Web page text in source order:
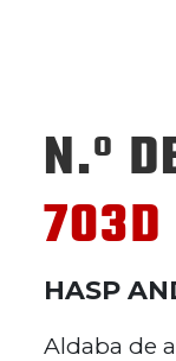
N.º
703D
HASP
Aldaba de